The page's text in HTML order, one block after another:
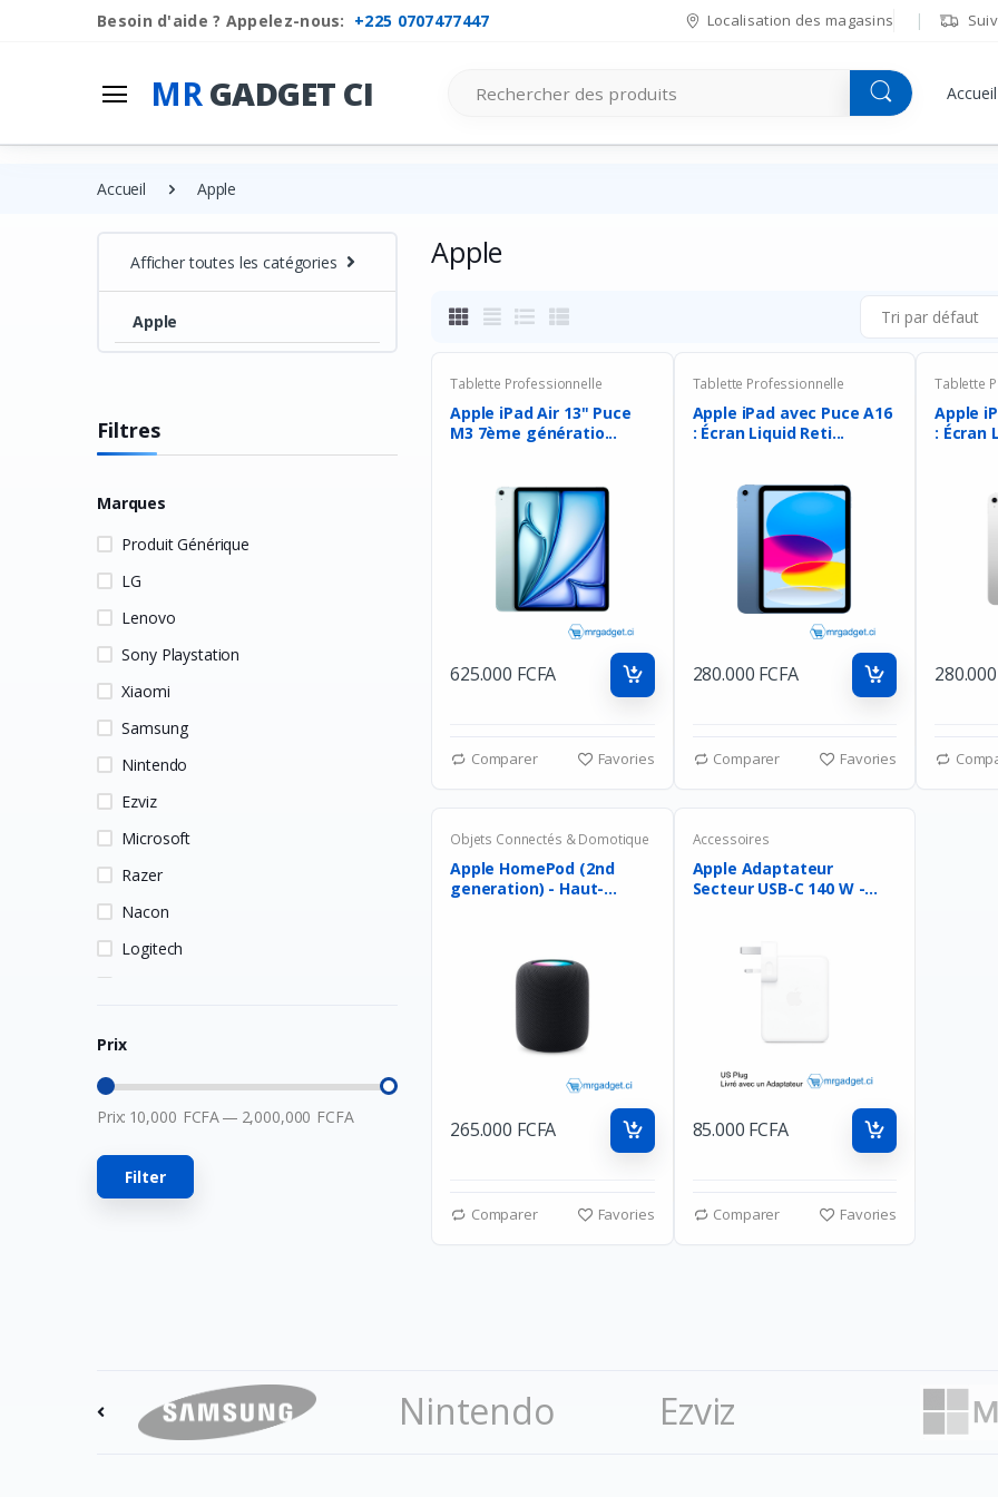
Besoin d'aide ? Appelez-nous: +225 0707477447 Localisation des magasins
MRGADGET CI Accueil
Accueil Apple
Afficher toutes les catégories
Apple
Filtres
Marques
Produit Générique
LG
Lenovo
Sony Playstation
Xiaomi
Samsung
Nintendo
Ezviz
Microsoft
Razer
Nacon
Logitech
Owlenz
LDNIO
SanDisk
Turtle Beach
Comfast
Prix
Prix: 10,000 FCFA— 2,000,000 FCFA
Filter
Apple
Tri par défaut
Tablette Professionnelle
Apple iPad Air 13" Puce
M3 7ème génératio...
625.000 FCFA
Comparer Favories
Tablette Professionnelle
Apple iPad avec Puce A16
: Écran Liquid Reti...
280.000 FCFA
Comparer Favories
Tablette
Apple
: Écran
Objets Connectés & Domotique
Apple HomePod (2nd
generation) - Haut-
265.000 FCFA
Comparer Favories
Accessoires
Apple Adaptateur
Secteur USB-C 140 W -
85.000 FCFA
Comparer Favories
Nintendo Ezviz